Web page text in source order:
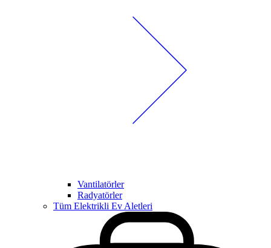
Vantilatörler
Radyatörler
Tüm Elektrikli Ev Aletleri